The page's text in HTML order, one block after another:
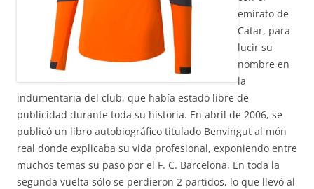
emirato de
Catar, para
lucir su
nombre en
la
indumentaria del club, que había estado libre de
publicidad durante toda su historia. En abril de 2006, se
publicó un libro autobiográfico titulado Benvingut al món
real donde explicaba su vida profesional, exponiendo entre
muchos temas su paso por el F. C. Barcelona. En toda la
segunda vuelta sólo se perdieron 2 partidos, lo que llevó al